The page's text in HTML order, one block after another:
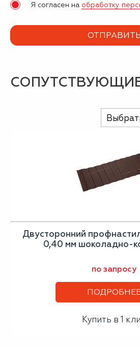
Я согласен на обработку
Двусторонний
0,40 мм шоколадно-
по запросу
Купить в 1